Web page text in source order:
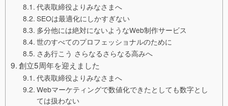
代表取締役よりみなさまへ
SEOは最適化にしかすぎない
多分他には絶対にないようなWeb制作サービス
世のすべてのプロフェッショナルのために
さあ行こう さらなるさらなる高みへ
創立5周年を迎えました
代表取締役よりみなさまへ
Webマーケティングで数値化できたとしても数字とし
ては扱わない